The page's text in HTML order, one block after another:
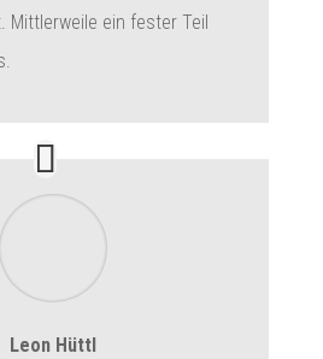
Mittlerweile ein fester Teil
Leon Hüttl